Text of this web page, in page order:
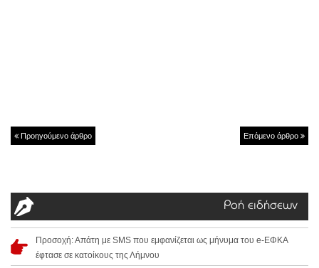
Προηγούμενο άρθρο Επόμενο άρθρο
Ροή ειδήσεων
Προσοχή: Απάτη με SMS που εμφανίζεται ως μήνυμα του e-ΕΦΚΑ
έφτασε σε κατοίκους της Λήμνου